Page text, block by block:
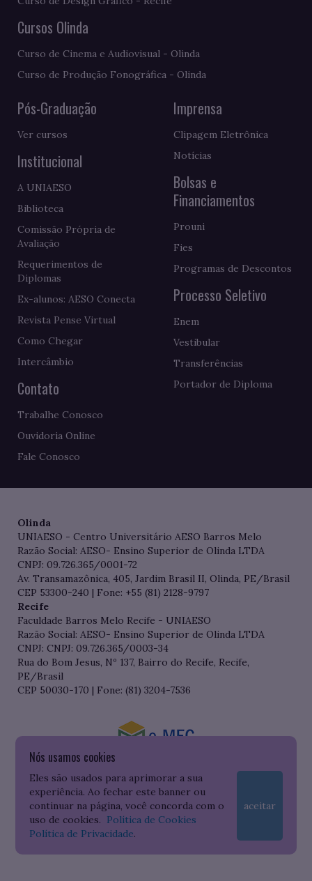
Nós usamos cookies
Eles são usados para aprimorar a sua
experiência. Ao fechar este banner ou
continuar na página, você concorda com o
uso de cookies. Política de Cookies
Política de Privacidade.
aceitar
Cursos Olinda
Curso de Cinema e Audiovisual - Olinda
Curso de Produção Fonográfica - Olinda
Pós-Graduação
Ver cursos
Institucional
A UNIAESO
Biblioteca
Comissão Própria de
Avaliação
Requerimentos de
Diplomas
Ex-alunos: AESO Conecta
Revista Pense Virtual
Como Chegar
Intercâmbio
Contato
Trabalhe Conosco
Ouvidoria Online
Fale Conosco
Imprensa
Clipagem Eletrônica
Notícias
Bolsas e
Financiamentos
Prouni
Fies
Programas de Descontos
Processo Seletivo
Enem
Vestibular
Transferências
Portador de Diploma
Olinda
UNIAESO - Centro Universitário AESO Barros Melo
Razão Social: AESO- Ensino Superior de Olinda LTDA
CNPJ: 09.726.365/0001-72
Av. Transamazônica, 405, Jardim Brasil II, Olinda, PE/Brasil
CEP 53300-240 | Fone: +55 (81) 2128-9797
Recife
Faculdade Barros Melo Recife - UNIAESO
Razão Social: AESO- Ensino Superior de Olinda LTDA
CNPJ: CNPJ: 09.726.365/0003-34
Rua do Bom Jesus, Nº 137, Bairro do Recife, Recife,
PE/Brasil
CEP 50030-170 | Fone: (81) 3204-7536
Consulte o cadastro da Instituição no Sistema do e-MEC